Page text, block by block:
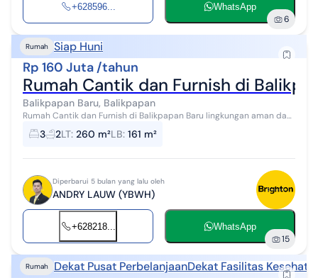
+628596... WhatsApp
6
Rumah Siap Huni
Rp 160 Juta /tahun
Rumah Cantik dan Furnish di
Balikpapan Baru, Balikpapan
Rumah Cantik dan Furnish di Balikpapan Baru lingkungan aman dan
nyaman. siap huni ada kamar utama dgn kmr mandi dalam 1 .5
lantai
3 2LT: 260 m²LB: 161 m²
Diperbarui 5 bulan yang lalu oleh
ANDRY LAUW (YBWH)
+628218... WhatsApp
15
Rumah Dekat Pusat PerbelanjaanDekat Fasilitas